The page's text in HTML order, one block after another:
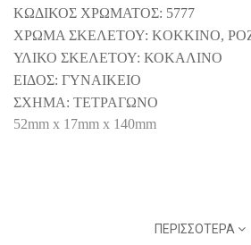
ΚΩΔΙΚΟΣ ΧΡΩΜΑΤΟΣ: 5777
ΧΡΩΜΑ ΣΚΕΛΕΤΟΥ: KOKKINO,
ΥΛΙΚΟ ΣΚΕΛΕΤΟΥ: ΚΟΚΑΛΙΝΟ
ΕΙΔΟΣ: ΓΥΝΑΙΚΕΙΟ
ΣΧΗΜΑ: ΤΕΤΡΑΓΩΝΟ
52mm x 17mm x 140mm
ΠΕΡΙΣΣΌΤΕΡΑ